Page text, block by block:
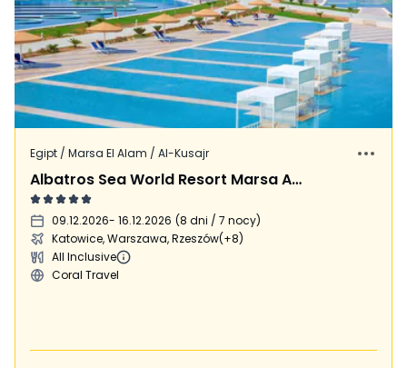
Egipt / Marsa El Alam / Al-Kusajr
Albatros Sea World Resort Marsa Alam
09.12.2026- 16.12.2026 (8 dni / 7 nocy)
Katowice, Warszawa, Rzeszów(+8)
All Inclusive
Coral Travel